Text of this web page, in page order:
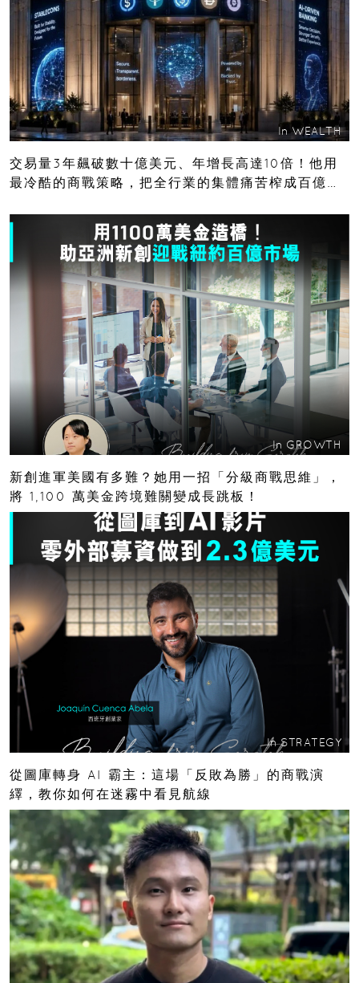
In WEALTH
交易量3年飆破數十億美元、年增長高達10倍！他用
最冷酷的商戰策略，把全行業的集體痛苦榨成百億金
In GROWTH
新創進軍美國有多難？她用一招「分級商戰思維」，
將 1,100 萬美金跨境難關變成長跳板！
In STRATEGY
從圖庫轉身 AI 霸主：這場「反敗為勝」的商戰演
繹，教你如何在迷霧中看見航線